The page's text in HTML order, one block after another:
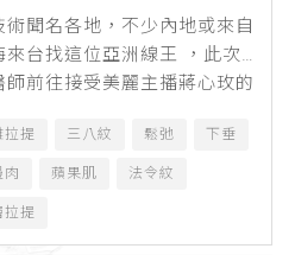
聞名各地，不少內地或來自
台找這位亞洲線王 ，此次
前往接受美麗主播蔣心玫的
拉提 三八紋 鬆弛 下垂
肉 蘋果肌 法令紋
拉提